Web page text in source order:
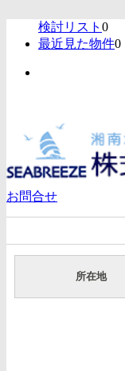
検討リスト 0
最近見た物件0
お問合せ
所在地